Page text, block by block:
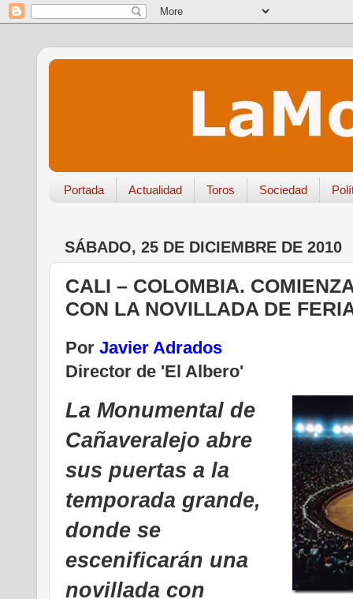
Portada Actualidad Toros Sociedad
SÁBADO, 25 DE DICIEMBRE DE 2010
CALI – COLOMBIA.
CON LA NOVILLADA DE
Por Javier Adrados
Director de 'El Albero'
La Monumental de
Cañaveralejo abre
sus puertas a la
temporada grande,
donde se
escenificarán una
novillada con